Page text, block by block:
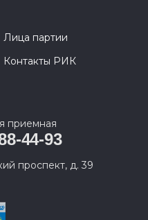
Лица партии
Контакты РИК
приемная
44-93
проспект, д. 39